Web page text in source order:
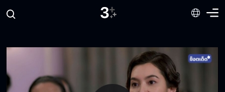
ขอชีวิตอาซาคนนี้คืน
อย่างน้อยกูก็มีคนเอา